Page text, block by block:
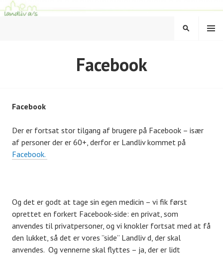
Hop
til
LANDLIV
MENU
SØG
Facebook
Facebook
Der er fortsat stor tilgang af brugere på Facebook – især
af personer der er 60+, derfor er Landliv kommet på
Facebook.
Og det er godt at tage sin egen medicin – vi fik først
oprettet en forkert Facebook-side: en privat, som
anvendes til privatpersoner, og vi knokler fortsat med at få
den lukket, så det er vores ”side” Landliv d, der skal
anvendes. Og vennerne skal flyttes – ja, der er lidt